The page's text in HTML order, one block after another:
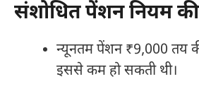
संशोधित पेंशन नियम
न्यूनतम पेंशन ₹9,000 तय
इससे कम हो सकती थी।